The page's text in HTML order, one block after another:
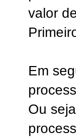
valor
Em
Ou